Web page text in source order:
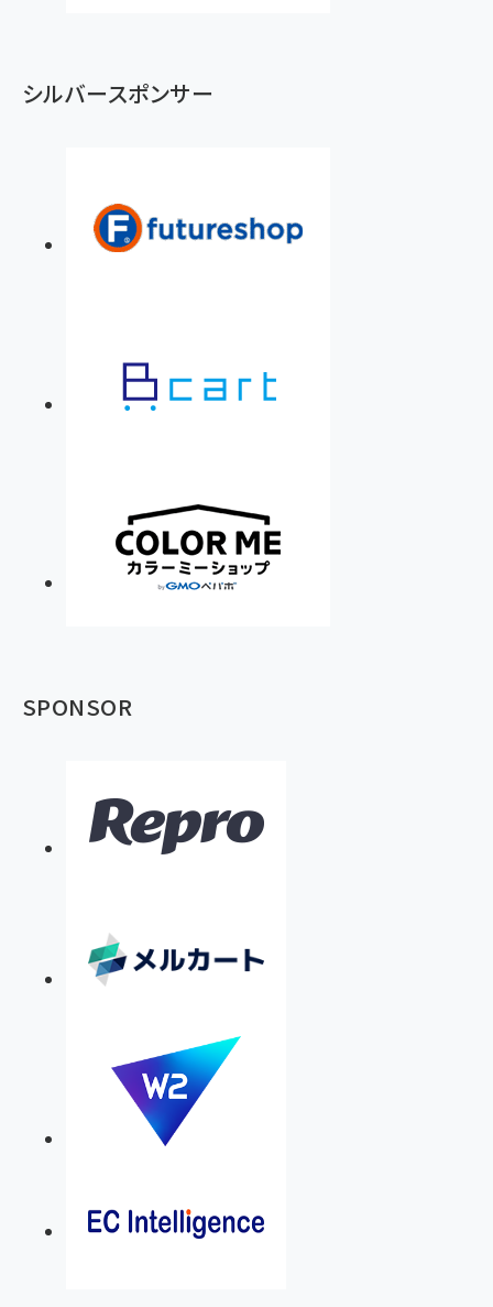
シルバースポンサー
SPONSOR